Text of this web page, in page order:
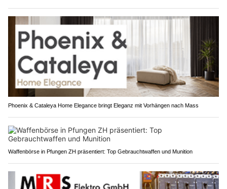
Phoenix & Cataleya Home Elegance bringt Eleganz mit Vorhängen nach Mass
Waffenbörse in Pfungen ZH präsentiert: Top Gebrauchtwaffen und Munition